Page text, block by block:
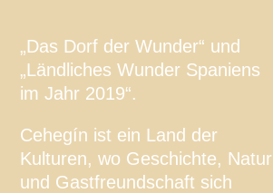
„Das Dorf der Wunder“ und
„Ländliches Wunder Spaniens
im Jahr 2019“.
Cehegín ist ein Land der
Kulturen, wo Geschichte, Natur
und Gastfreundschaft sich